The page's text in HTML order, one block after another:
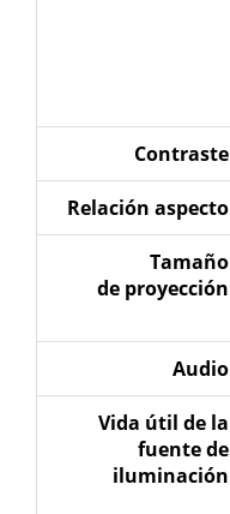
Contraste
Relación aspecto
Tamaño
de proyección
Audio
Vida útil de la
fuente de
iluminación